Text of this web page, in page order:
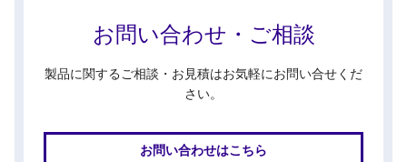
お問い合わせ・ご相談
製品に関するご相談・お見積はお気軽にお問い合せくだ
さい。
お問い合わせはこちら